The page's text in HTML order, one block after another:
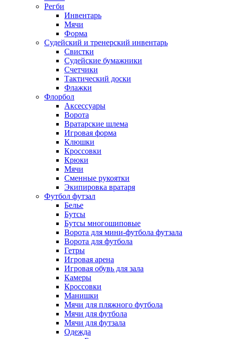
Регби
Инвентарь
Мячи
Форма
Судейский и тренерский инвентарь
Свистки
Судейские бумажники
Счетчики
Тактический доски
Флажки
Флорбол
Аксессуары
Ворота
Вратарские шлема
Игровая форма
Клюшки
Кроссовки
Крюки
Мячи
Сменные рукоятки
Экипировка вратаря
Футбол футзал
Белье
Бутсы
Бутсы многошиповые
Ворота для мини-футбола футзала
Ворота для футбола
Гетры
Игровая арена
Игровая обувь для зала
Камеры
Кроссовки
Манишки
Мячи для пляжного футбола
Мячи для футбола
Мячи для футзала
Одежда